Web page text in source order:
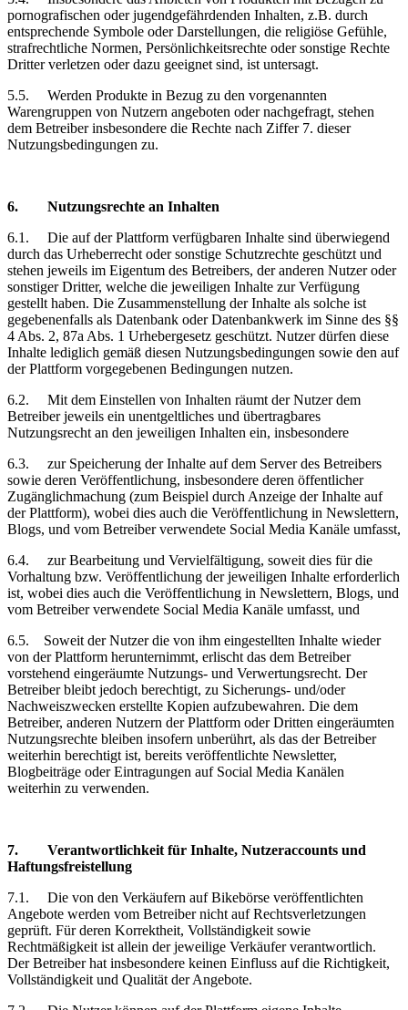
pornografischen oder jugendgefährdenden Inhalten, z.B. durch
entsprechende Symbole oder Darstellungen, die religiöse Gefühle,
strafrechtliche Normen, Persönlichkeitsrechte oder sonstige Rechte
Dritter verletzen oder dazu geeignet sind, ist untersagt.
5.5.
Werden Produkte in Bezug zu den vorgenannten
Warengruppen von Nutzern angeboten oder nachgefragt, stehen
dem Betreiber insbesondere die Rechte nach Ziffer 7. dieser
Nutzungsbedingungen zu.
6. Nutzungsrechte an Inhalten
6.1.
Die auf der Plattform verfügbaren Inhalte sind überwiegend
durch das Urheberrecht oder sonstige Schutzrechte geschützt und
stehen jeweils im Eigentum des Betreibers, der anderen Nutzer oder
sonstiger Dritter, welche die jeweiligen Inhalte zur Verfügung
gestellt haben. Die Zusammenstellung der Inhalte als solche ist
gegebenenfalls als Datenbank oder Datenbankwerk im Sinne des §§
4 Abs. 2, 87a Abs. 1 Urhebergesetz geschützt. Nutzer dürfen diese
Inhalte lediglich gemäß diesen Nutzungsbedingungen sowie den auf
der Plattform vorgegebenen Bedingungen nutzen.
6.2.
Mit dem Einstellen von Inhalten räumt der Nutzer dem
Betreiber jeweils ein unentgeltliches und übertragbares
Nutzungsrecht an den jeweiligen Inhalten ein, insbesondere
6.3.
zur Speicherung der Inhalte auf dem Server des Betreibers
sowie deren Veröffentlichung, insbesondere deren öffentlicher
Zugänglichmachung (zum Beispiel durch Anzeige der Inhalte auf
der Plattform), wobei dies auch die Veröffentlichung in Newslettern,
Blogs, und vom Betreiber verwendete Social Media Kanäle umfasst,
6.4.
zur Bearbeitung und Vervielfältigung, soweit dies für die
Vorhaltung bzw. Veröffentlichung der jeweiligen Inhalte erforderlich
ist, wobei dies auch die Veröffentlichung in Newslettern, Blogs, und
vom Betreiber verwendete Social Media Kanäle umfasst, und
6.5.
Soweit der Nutzer die von ihm eingestellten Inhalte wieder
von der Plattform herunternimmt, erlischt das dem Betreiber
vorstehend eingeräumte Nutzungs- und Verwertungsrecht. Der
Betreiber bleibt jedoch berechtigt, zu Sicherungs- und/oder
Nachweiszwecken erstellte Kopien aufzubewahren. Die dem
Betreiber, anderen Nutzern der Plattform oder Dritten eingeräumten
Nutzungsrechte bleiben insofern unberührt, als das der Betreiber
weiterhin berechtigt ist, bereits veröffentlichte Newsletter,
Blogbeiträge oder Eintragungen auf Social Media Kanälen
weiterhin zu verwenden.
7. Verantwortlichkeit für Inhalte, Nutzeraccounts und
Haftungsfreistellung
7.1.
Die von den Verkäufern auf Bikebörse veröffentlichten
Angebote werden vom Betreiber nicht auf Rechtsverletzungen
geprüft. Für deren Korrektheit, Vollständigkeit sowie
Rechtmäßigkeit ist allein der jeweilige Verkäufer verantwortlich.
Der Betreiber hat insbesondere keinen Einfluss auf die Richtigkeit,
Vollständigkeit und Qualität der Angebote.